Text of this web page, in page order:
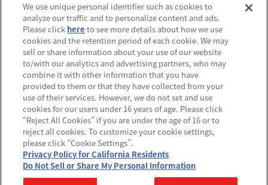
お問い合わせ 個人情報保護方針
利用規約
Do Not Sell or Share My Personal
Information
アレルギー情報
©BANDAI
We use unique personal identifier such as cookies to
analyze our traffic and to personalize content and ads.
Please click here to see more details about how we use
cookies and the retention period of each cookie. We may
sell or share information about your use of our website
to/with our analytics and advertising partners, who may
combine it with other information that you have
provided to them or that they have collected from your
use of their services. However, we do not set and use
cookies for our users under 16 years of age. Please click
“Reject All Cookies” if you are under the age of 16 or to
reject all cookies. To customize your cookie settings,
please click “Cookie Settings”.
Privacy Policy for California Residents
Do Not Sell or Share My Personal Information